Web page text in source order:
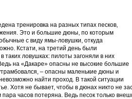
тренировка на разных типах песков,
Это и большие дюны, по которым
с виду ямы-ловушки, откуда
Кстати, на третий день были
ловушках: пилоты загоняли в них
на «Дакаре» опасны не высокие большие
– опасны маленькие дюны и
найти проход. В такой ситуации
Хотя не бывает, чтобы в дюнах никто не
часов потеряна. Ведь песок только